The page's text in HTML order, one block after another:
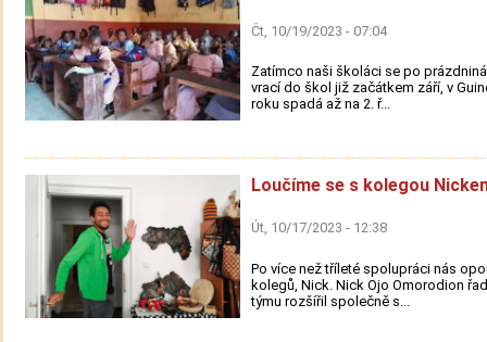
Čt, 10/19/2023 - 07:04
Zatímco naši školáci se po
vrací do škol již začátkem září, v
roku spadá až na 2. ř...
Loučíme se s kolegou
Út, 10/17/2023 - 12:38
Po více než tříleté spolupráci nás
kolegů, Nick. Nick Ojo Omorodion
týmu rozšířil společně s...